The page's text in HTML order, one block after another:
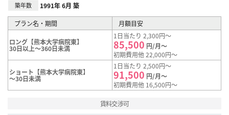
築年数 1991年 6月 築
プラン名・期間 月額目安
ロング【熊本大学病院東】
30日以上～360日未満
1日当たり 2,300円～
85,500 円/月～
初期費用他 22,000円～
ショート【熊本大学病院東】
～30日未満
1日当たり 2,500円～
91,500 円/月～
初期費用他 16,500円～
賃料交渉可